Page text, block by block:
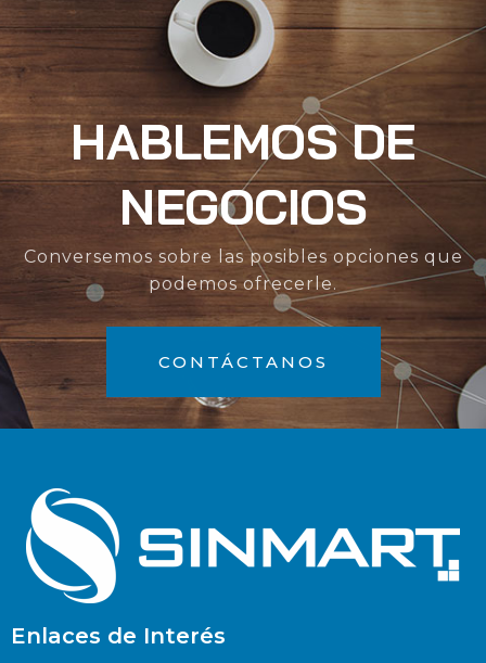
HABLEMOS DE
NEGOCIOS
Conversemos sobre las posibles opciones que
podemos ofrecerle.
CONTÁCTANOS
Enlaces de Interés